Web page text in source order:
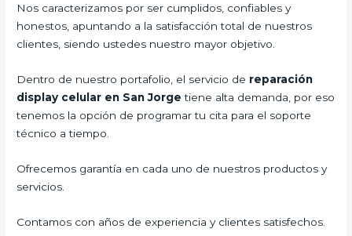
Nos caracterizamos por ser cumplidos, confiables y
honestos, apuntando a la satisfacción total de nuestros
clientes, siendo ustedes nuestro mayor objetivo.
Dentro de nuestro portafolio, el servicio de reparación
display celular en San Jorge tiene alta demanda, por eso
tenemos la opción de programar tu cita para el soporte
técnico a tiempo.
Ofrecemos garantía en cada uno de nuestros productos y
servicios.
Contamos con años de experiencia y clientes satisfechos.